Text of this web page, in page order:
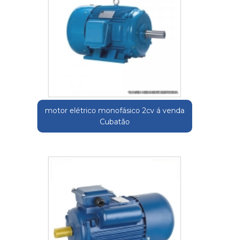
motor elétrico monofásico 2cv á venda
Cubatão